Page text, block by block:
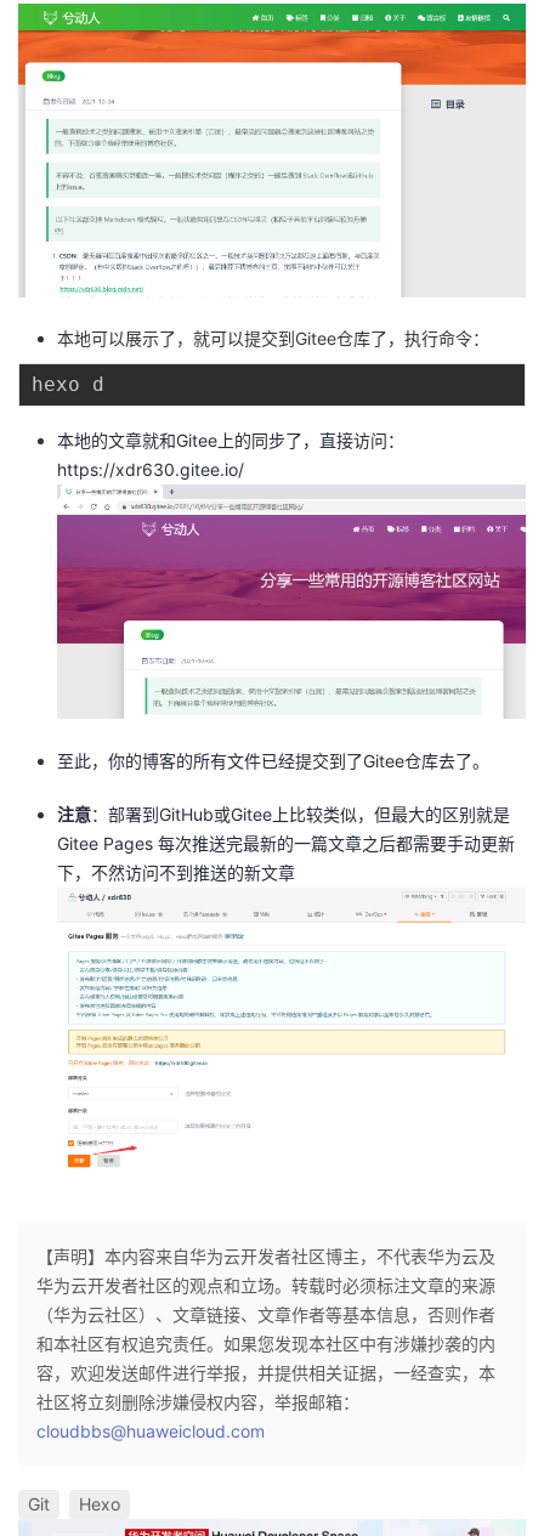
本地可以展示了，就可以提交到Gitee仓库了，执行命令：
本地的文章就和Gitee上的同步了，直接访问：
https://xdr630.gitee.io/
至此，你的博客的所有文件已经提交到了Gitee仓库去了。
注意：部署到GitHub或Gitee上比较类似，但最大的区别就是
Gitee Pages 每次推送完最新的一篇文章之后都需要手动更新
下，不然访问不到推送的新文章
【声明】本内容来自华为云开发者社区博主，不代表华为云及
华为云开发者社区的观点和立场。转载时必须标注文章的来源
（华为云社区）、文章链接、文章作者等基本信息，否则作者
和本社区有权追究责任。如果您发现本社区中有涉嫌抄袭的内
容，欢迎发送邮件进行举报，并提供相关证据，一经查实，本
社区将立刻删除涉嫌侵权内容，举报邮箱：
cloudbbs@huaweicloud.com
Git Hexo